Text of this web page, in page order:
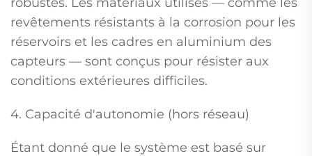
revêtements résistants à la corrosion pour les
réservoirs et les cadres en aluminium des
capteurs — sont conçus pour résister aux
conditions extérieures difficiles.
4. Capacité d'autonomie (hors réseau)
Étant donné que le système est basé sur